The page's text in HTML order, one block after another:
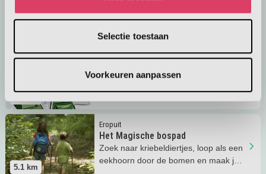
Selectie toestaan
Voorkeuren aanpassen
Bezoekerscentrum Nunspeet wonen
kabouters! Wist jij dat? Ga mee op
Eropuit
In het Bezoekerscentrum in Nunspeet
kun je een heuse Hulpboswachter
worden!
Lees meer Hulpboswachter worden
5.1 km
Eropuit
Het Magische bospad
Zoek naar kriebeldiertjes, loop als een
eekhoorn door de bomen en maak je
Lees meer Het Magische bospad